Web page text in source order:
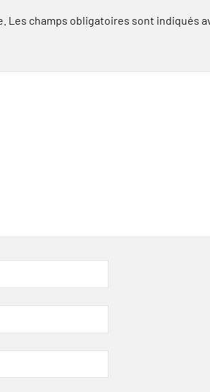
Les champs obligatoires sont indiqués